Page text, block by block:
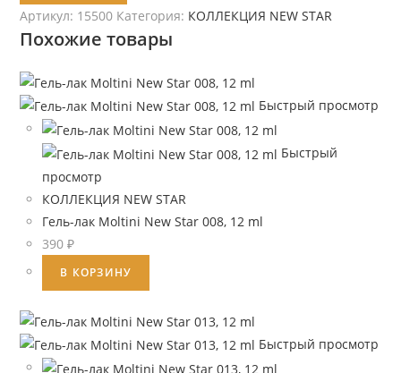
лак
Moltini
Star
009,
12
Артикул: 15500 Категория: КОЛЛЕКЦИЯ NEW STAR
Похожие товары
Быстрый просмотр
Быстрый
просмотр
КОЛЛЕКЦИЯ NEW STAR
Гель-лак Moltini New Star 008, 12 ml
390₽
В КОРЗИНУ
Быстрый просмотр